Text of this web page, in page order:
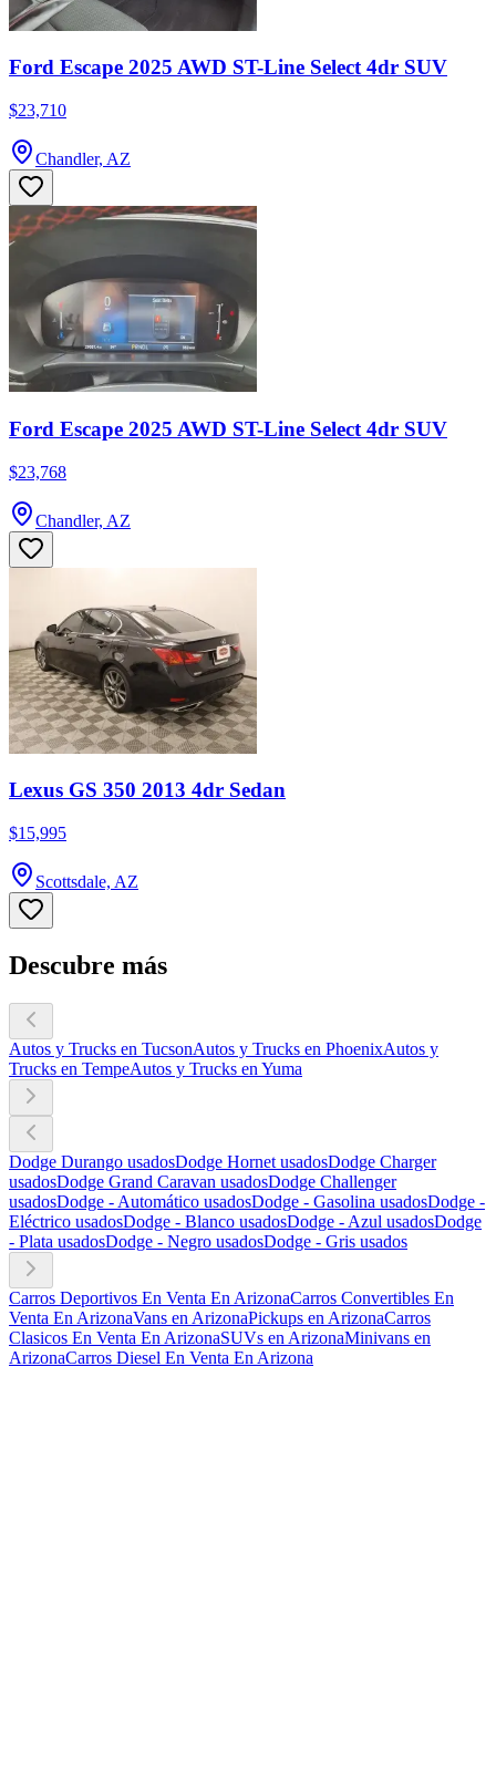
Ford Escape 2025 AWD ST-Line Select 4dr SUV
$23,710
Chandler, AZ
Ford Escape 2025 AWD ST-Line Select 4dr SUV
$23,768
Chandler, AZ
Lexus GS 350 2013 4dr Sedan
$15,995
Scottsdale, AZ
Descubre más
Autos y Trucks en TucsonAutos y Trucks en PhoenixAutos y
Trucks en TempeAutos y Trucks en Yuma
Dodge Durango usadosDodge Hornet usadosDodge Charger
usadosDodge Grand Caravan usadosDodge Challenger
usadosDodge - Automático usadosDodge - Gasolina usadosDodge -
Eléctrico usadosDodge - Blanco usadosDodge - Azul usadosDodge
- Plata usadosDodge - Negro usadosDodge - Gris usados
Carros Deportivos En Venta En ArizonaCarros Convertibles En
Venta En ArizonaVans en ArizonaPickups en ArizonaCarros
Clasicos En Venta En ArizonaSUVs en ArizonaMinivans en
ArizonaCarros Diesel En Venta En Arizona